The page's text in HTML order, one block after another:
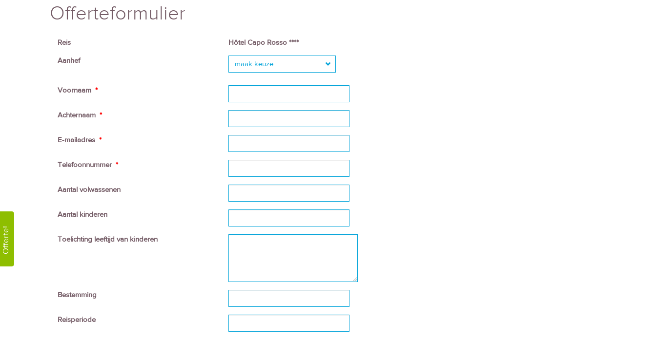
Offerte!
Offerteformulier
Reis
Hôtel Capo Rosso ****
Aanhef
maak keuze
Voornaam *
Achternaam *
E-mailadres *
Telefoonnummer *
Aantal volwassenen
Aantal kinderen
Toelichting leeftijd van kinderen
Bestemming
Reisperiode